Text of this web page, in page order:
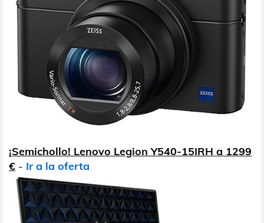
¡Semichollo! Lenovo Legion Y540-15IRH a 1299
€ - Ir a la oferta